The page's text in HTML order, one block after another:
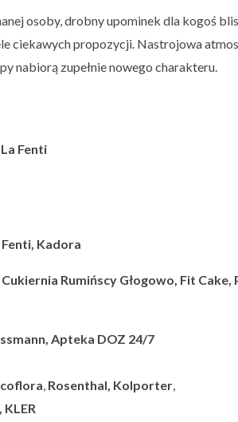
osoby, drobny upominek dla kogoś
ciekawych propozycji. Nastrojowa
nabiorą zupełnie nowego charakteru.
Fenti
Kadora
Rumińscy Głogowo, Fit Cake,
Apteka DOZ 24/7
, Rosenthal, Kolporter,